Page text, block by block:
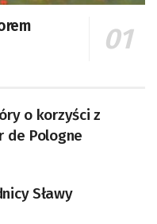
o korzyści z
de Pologne
Sławy